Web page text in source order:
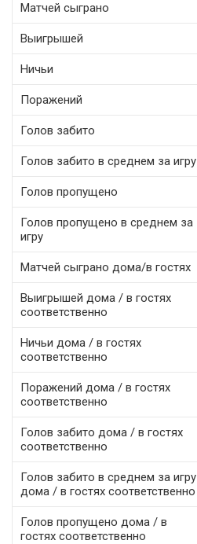
Матчей сыграно
Выигрышей
Ничьи
Поражений
Голов забито
Голов забито в среднем за игру
Голов пропущено
Голов пропущено в среднем за
игру
Матчей сыграно дома/в гостях
Выигрышей дома / в гостях
соответственно
Ничьи дома / в гостях
соответственно
Поражений дома / в гостях
соответственно
Голов забито дома / в гостях
соответственно
Голов забито в среднем за игру
дома / в гостях соответственно
Голов пропущено дома / в
гостях соответственно